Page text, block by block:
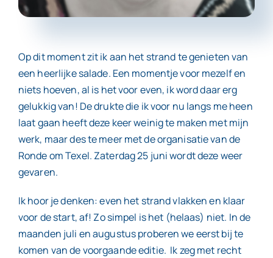
Op dit moment zit ik aan het strand te genieten van
een heerlijke salade. Een momentje voor mezelf en
niets hoeven, al is het voor even, ik word daar erg
gelukkig van! De drukte die ik voor nu langs me heen
laat gaan heeft deze keer weinig te maken met mijn
werk, maar des te meer met de organisatie van de
Ronde om Texel. Zaterdag 25 juni wordt deze weer
gevaren.
Ik hoor je denken: even het strand vlakken en klaar
voor de start, af! Zo simpel is het (helaas) niet. In de
maanden juli en augustus proberen we eerst bij te
komen van de voorgaande editie. Ik zeg met recht